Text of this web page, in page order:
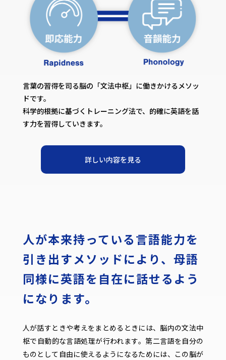
言葉の習得を司る脳の「文法中枢」に働きかけるメソッ
ドです。
科学的根拠に基づくトレーニング法で、的確に英語を話
す力を習得していきます。
詳しい内容を見る
人が本来持っている言語能力を
引き出すメソッドにより、 母語
同様に英語を自在に話せるよう
になります。
人が話すときや考えをまとめるときには、脳内の文法中
枢で自動的な言語処理が行われます。第二言語を自分の
ものとして自由に使えるようになるためには、この脳が